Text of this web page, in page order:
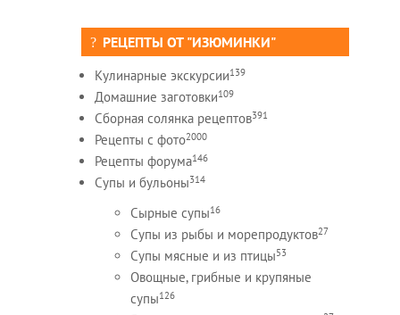
РЕЦЕПТЫ ОТ "ИЗЮМИНКИ"
Кулинарные экскурсии139
Домашние заготовки109
Сборная солянка рецептов391
Рецепты c фото2000
Рецепты форума146
Супы и бульоны314
Сырные супы16
Супы из рыбы и морепродуктов27
Супы мясные и из птицы53
Овощные, грибные и крупяные
супы126